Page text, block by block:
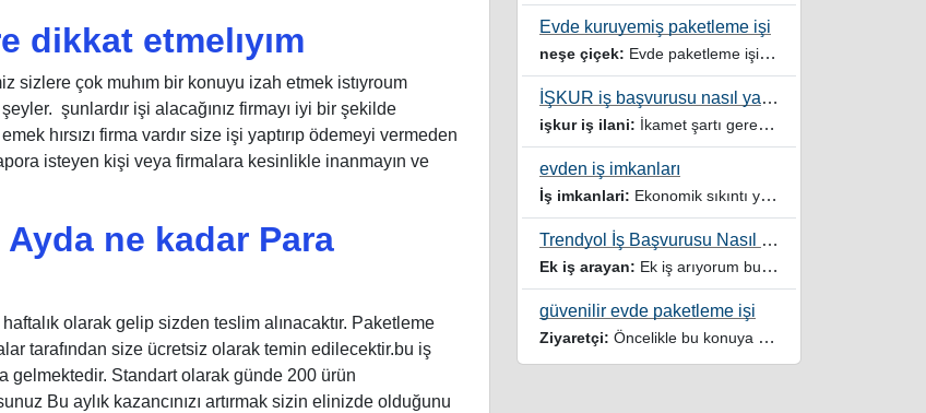
dikkat etmelıyım
çok muhım bir konuyu izah etmek istıyroum
şunlardır işi alacağınız firmayı iyi bir şekilde
hırsızı firma vardır size işi yaptırıp ödemeyi vermeden
isteyen kişi veya firmalara kesinlikle inanmayın ve
Ayda ne kadar Para
olarak gelip sizden teslim alınacaktır. Paketleme
tarafından size ücretsiz olarak temin edilecektir.bu iş
gelmektedir. Standart olarak günde 200 ürün
Bu aylık kazancınızı artırmak sizin elinizde olduğunu
Evde kuruyemiş paketleme işi
neşe çiçek: Evde paketleme işi veren firmalar ariyorum
İŞKUR iş başvurusu nasıl yapılır
işkur iş ilani: İkamet şartı gerektirmeyen işler veya iş ilanlari da listelensin. Arama sonucuna işverenin tercih ettiği ikamet illeri de eklense olmazmi
evden iş imkanları
İş imkanlari: Ekonomik sıkıntı yaşayan dar gelirli ailelere özellikle evde iş imkanı sağlayan bu durumdan istifade eden ev hanımlarına büyük bir nimet çalışmak ev Ekonomisine benim gibi destek olmak isteyenler sağlam güvenilir sitelere rağbet etsin her ilan yada reklam doğru adres olmayabiliyor arkadaşlar, bu alanda bize yol gösteren yardımcı olan doğru şekilde yönlendiren sayfaya teşekkür ederim elinize emeklerine sağlık
Trendyol İş Başvurusu Nasıl Yapılır
Ek iş arayan: Ek iş arıyorum burdaki yazıları tek tek okudum faydalı iş imkanları var tsk let
güvenilir evde paketleme işi
Ziyaretçi: Öncelikle bu konuya değindiğiz için teşekkür ederim maalesef bu tarzda yazılarla inanıp aldanan ve dolandirilan insanlar oluyor, o yüzden bu sektörlerde işini hakkıyla yapan siteler ve sayfalara itibar edilmeli,üç beş demeden ek gelir ile evine destek olmayan iyi niyetli insanlarında iyi niyetleri suistimal edilmemeli,sayfanızın geniş kitlelere doğru ve gerçek adresten ulaşması temennisiyle kolaylıklar dilerim..